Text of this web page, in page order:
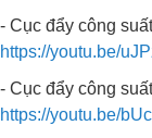
- Cục đẩy công
https://youtu.be/
- Cục đẩy công
https://youtu.be/